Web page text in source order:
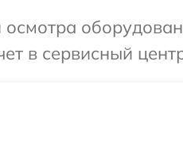
в сервисный